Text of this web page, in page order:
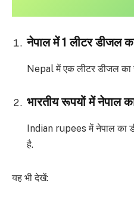
नेपाल में 1 लीटर डीजल
Nepal में एक लीटर डीजल का
भारतीय रूपयों में नेपाल
Indian rupees में नेपाल का
है.
यह भी देखें: